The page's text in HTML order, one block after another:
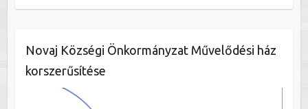
Novaj Községi Önkormányzat Művelődési ház
korszerűsítése